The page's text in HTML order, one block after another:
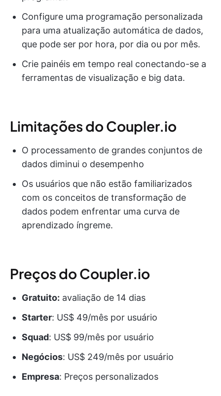
Configure uma programação personalizada
para uma atualização automática de dados,
que pode ser por hora, por dia ou por mês.
Crie painéis em tempo real conectando-se a
ferramentas de visualização e big data.
Limitações do Coupler.io
O processamento de grandes conjuntos de
dados diminui o desempenho
Os usuários que não estão familiarizados
com os conceitos de transformação de
dados podem enfrentar uma curva de
aprendizado íngreme.
Preços do Coupler.io
Gratuito: avaliação de 14 dias
Starter: US$ 49/mês por usuário
Squad: US$ 99/mês por usuário
Negócios: US$ 249/mês por usuário
Empresa: Preços personalizados